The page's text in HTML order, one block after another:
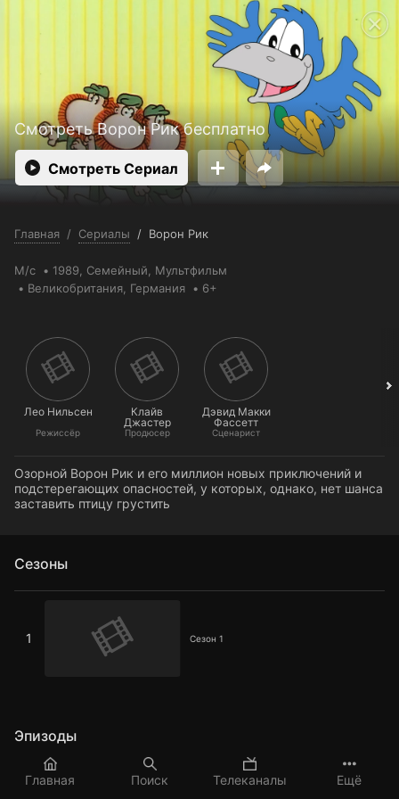
Главная Поиск Телеканалы Ещё
Смотреть Ворон Рик бесплатно
Смотреть Сериал
Главная / Сериалы / Ворон Рик
М/с 1989, Семейный
Мультфильм
Великобритания , Германия 6+
Лео Нильсен
Режиссёр
Клайв
Джастер
Продюсер
Дэвид Макки
Фассетт
Сценарист
Озорной Ворон Рик и его миллион новых приключений и
подстерегающих опасностей, у которых, однако, нет шанса
заставить птицу грустить
Сезоны
1 Сезон 1
Эпизоды
Замок
Политика конфиденциальности
Открыть приложение
Ввести промокод